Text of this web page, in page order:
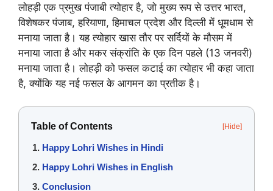
लोहड़ी एक प्रमुख पंजाबी त्योहार है, जो मुख्य रूप से उत्तर भारत,
विशेषकर पंजाब, हरियाणा, हिमाचल प्रदेश और दिल्ली में धूमधाम से
मनाया जाता है। यह त्योहार खास तौर पर सर्दियों के मौसम में
मनाया जाता है और मकर संक्रांति के एक दिन पहले (13 जनवरी)
मनाया जाता है। लोहड़ी को फसल कटाई का त्योहार भी कहा जाता
है, क्योंकि यह नई फसल के आगमन का प्रतीक है।
Table of Contents [Hide]
Happy Lohri Wishes in Hindi
Happy Lohri Wishes in English
Conclusion